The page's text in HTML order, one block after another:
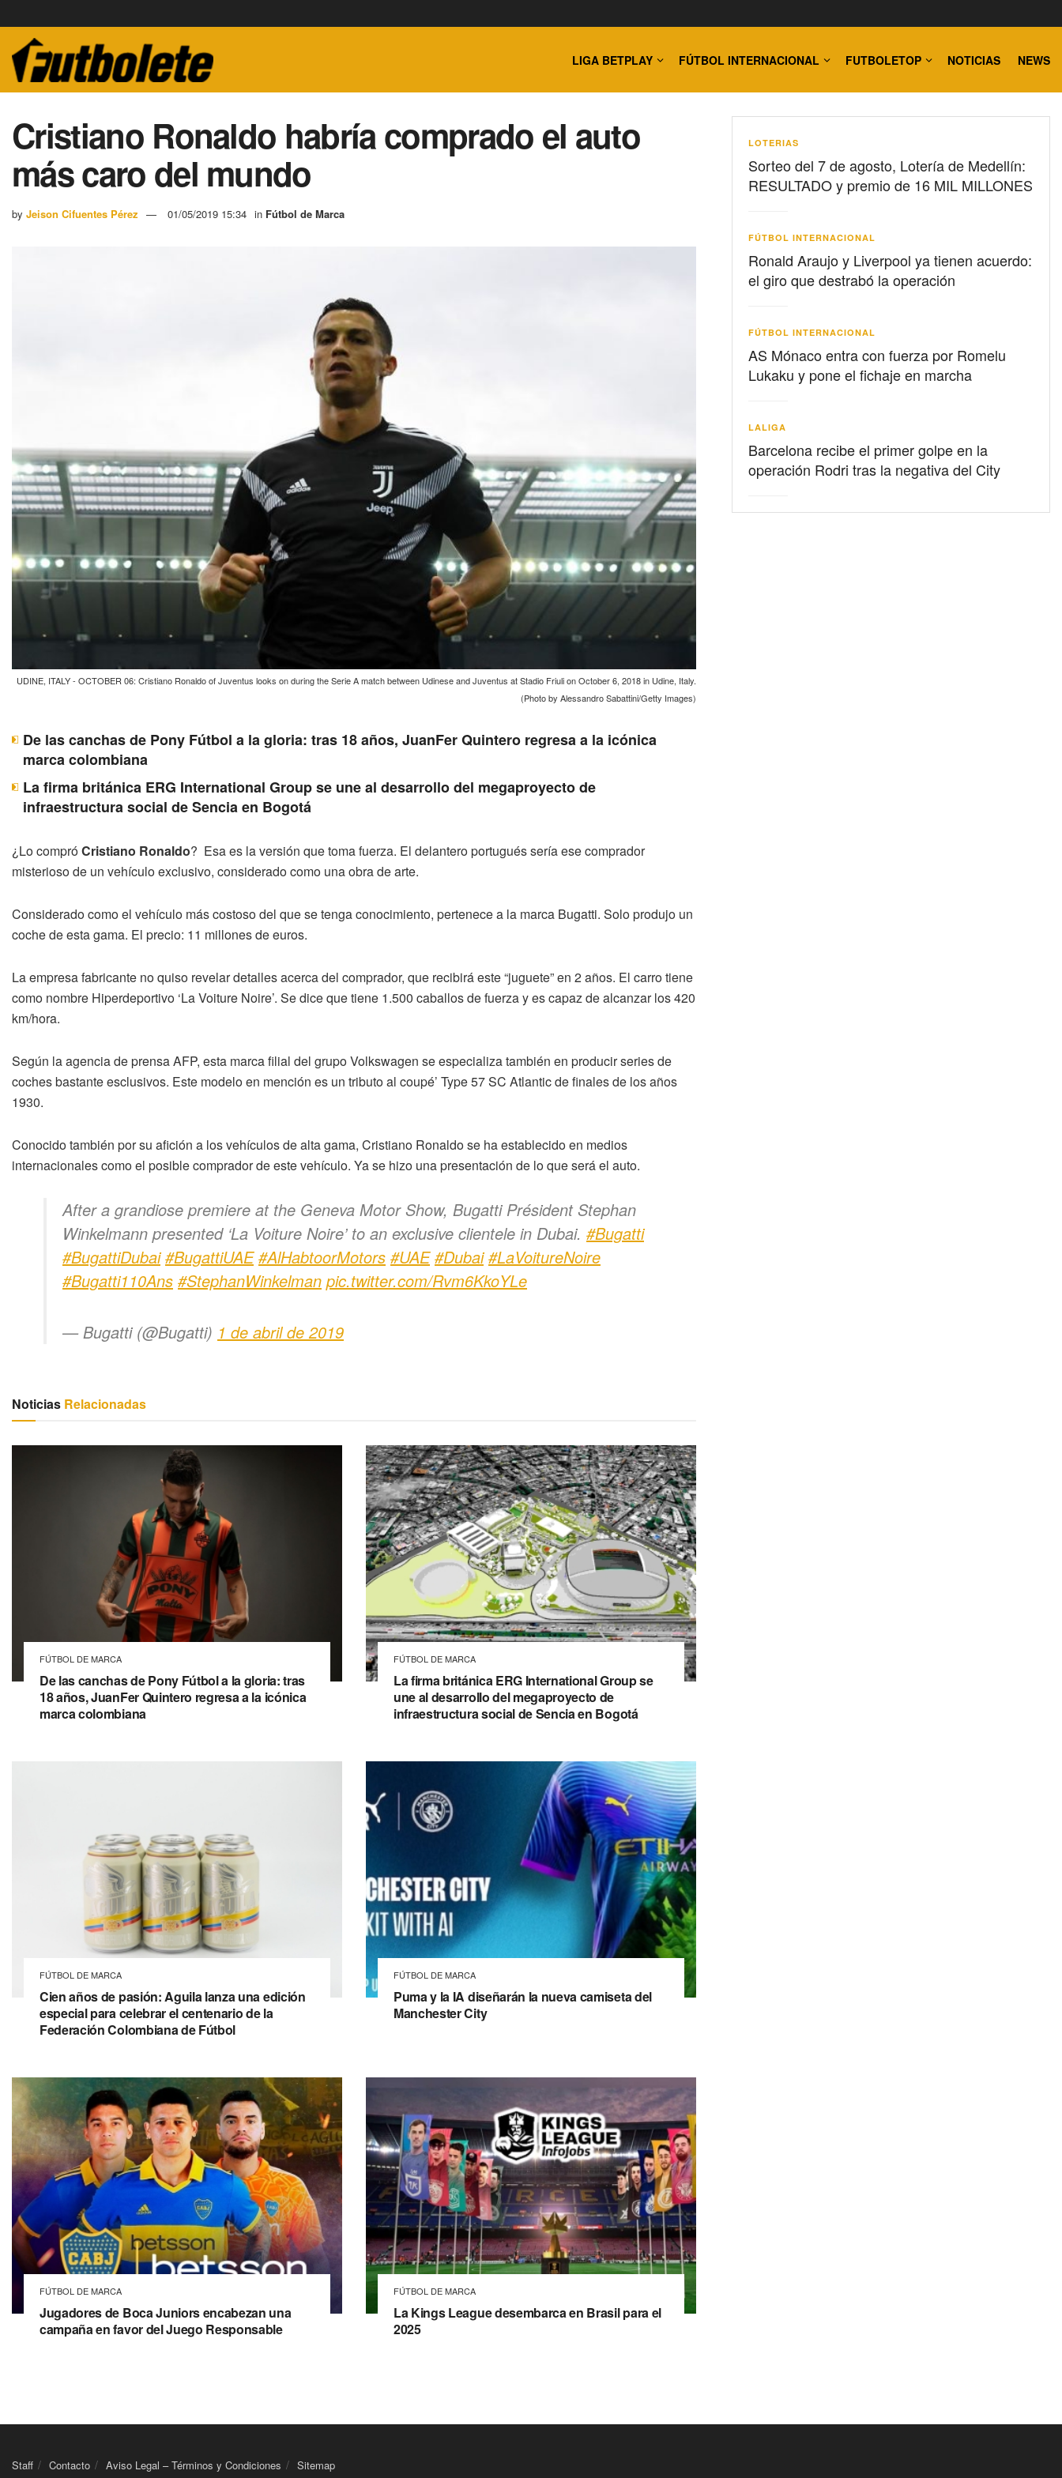
LIGA BETPLAY FÚTBOL INTERNACIONAL FUTBOLETOP NOTICIAS NEWS
Cristiano Ronaldo habría comprado el auto
más caro del mundo
by Jeison Cifuentes Pérez 01/05/2019 15:34 in Fútbol de Marca
UDINE, ITALY - OCTOBER 06: Cristiano Ronaldo of Juventus looks on during the Serie A match between Udinese and Juventus at Stadio Friuli on October 6, 2018 in Udine, Italy.
(Photo by Alessandro Sabattini/Getty Images)
De las canchas de Pony Fútbol a la gloria: tras 18 años, JuanFer Quintero regresa a la icónica
marca colombiana
La firma británica ERG International Group se une al desarrollo del megaproyecto de
infraestructura social de Sencia en Bogotá
¿Lo compróCristiano Ronaldo? Esa es la versión que toma fuerza. El delantero portugués sería ese comprador
misterioso de un vehículo exclusivo, considerado como una obra de arte.
Considerado como el vehículo más costoso del que se tenga conocimiento, pertenece a la marca Bugatti. Solo produjo un
coche de esta gama. El precio: 11 millones de euros.
La empresa fabricante no quiso revelar detalles acerca del comprador, que recibirá este “juguete” en 2 años. El carro tiene
como nombre Hiperdeportivo ‘La Voiture Noire’. Se dice que tiene 1.500 caballos de fuerza y es capaz de alcanzar los 420
km/hora.
Según la agencia de prensa AFP, esta marca filial del grupo Volkswagen se especializa también en producir series de
coches bastante esclusivos. Este modelo en mención es un tributo al coupé’ Type 57 SC Atlantic de finales de los años
1930.
Conocido también por su afición a los vehículos de alta gama, Cristiano Ronaldo se ha establecido en medios
internacionales como el posible comprador de este vehículo. Ya se hizo una presentación de lo que será el auto.
After a grandiose premiere at the Geneva Motor Show, Bugatti Président Stephan
Winkelmann presented ‘La Voiture Noire’ to an exclusive clientele in Dubai. #Bugatti
#BugattiDubai #BugattiUAE #AlHabtoorMotors #UAE #Dubai #LaVoitureNoire
#Bugatti110Ans #StephanWinkelman pic.twitter.com/Rvm6KkoYLe
— Bugatti (@Bugatti) 1 de abril de 2019
Noticias Relacionadas
FÚTBOL DE MARCA
De las canchas de Pony Fútbol a la gloria: tras
18 años, JuanFer Quintero regresa a la icónica
marca colombiana
FÚTBOL DE MARCA
La firma británica ERG International Group se
une al desarrollo del megaproyecto de
infraestructura social de Sencia en Bogotá
FÚTBOL DE MARCA
Cien años de pasión: Aguila lanza una edición
especial para celebrar el centenario de la
Federación Colombiana de Fútbol
FÚTBOL DE MARCA
Puma y la IA diseñarán la nueva camiseta del
Manchester City
FÚTBOL DE MARCA
Jugadores de Boca Juniors encabezan una
campaña en favor del Juego Responsable
FÚTBOL DE MARCA
La Kings League desembarca en Brasil para el
2025
LOTERIAS
Sorteo del 7 de agosto, Lotería de Medellín:
RESULTADO y premio de 16 MIL MILLONES
FÚTBOL INTERNACIONAL
Ronald Araujo y Liverpool ya tienen acuerdo:
el giro que destrabó la operación
FÚTBOL INTERNACIONAL
AS Mónaco entra con fuerza por Romelu
Lukaku y pone el fichaje en marcha
LALIGA
Barcelona recibe el primer golpe en la
operación Rodri tras la negativa del City
Staff Contacto Aviso Legal – Términos y Condiciones Sitemap